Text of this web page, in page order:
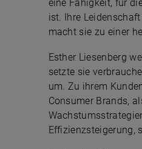
eine Fähigkeit, für
ist. Ihre
macht sie zu einer
Esther Liesenberg
setzte sie
um. Zu ihrem
Consumer Brands,
Effizienzsteigerung,